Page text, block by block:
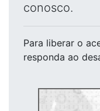
conosco.
Para liberar o
responda ao